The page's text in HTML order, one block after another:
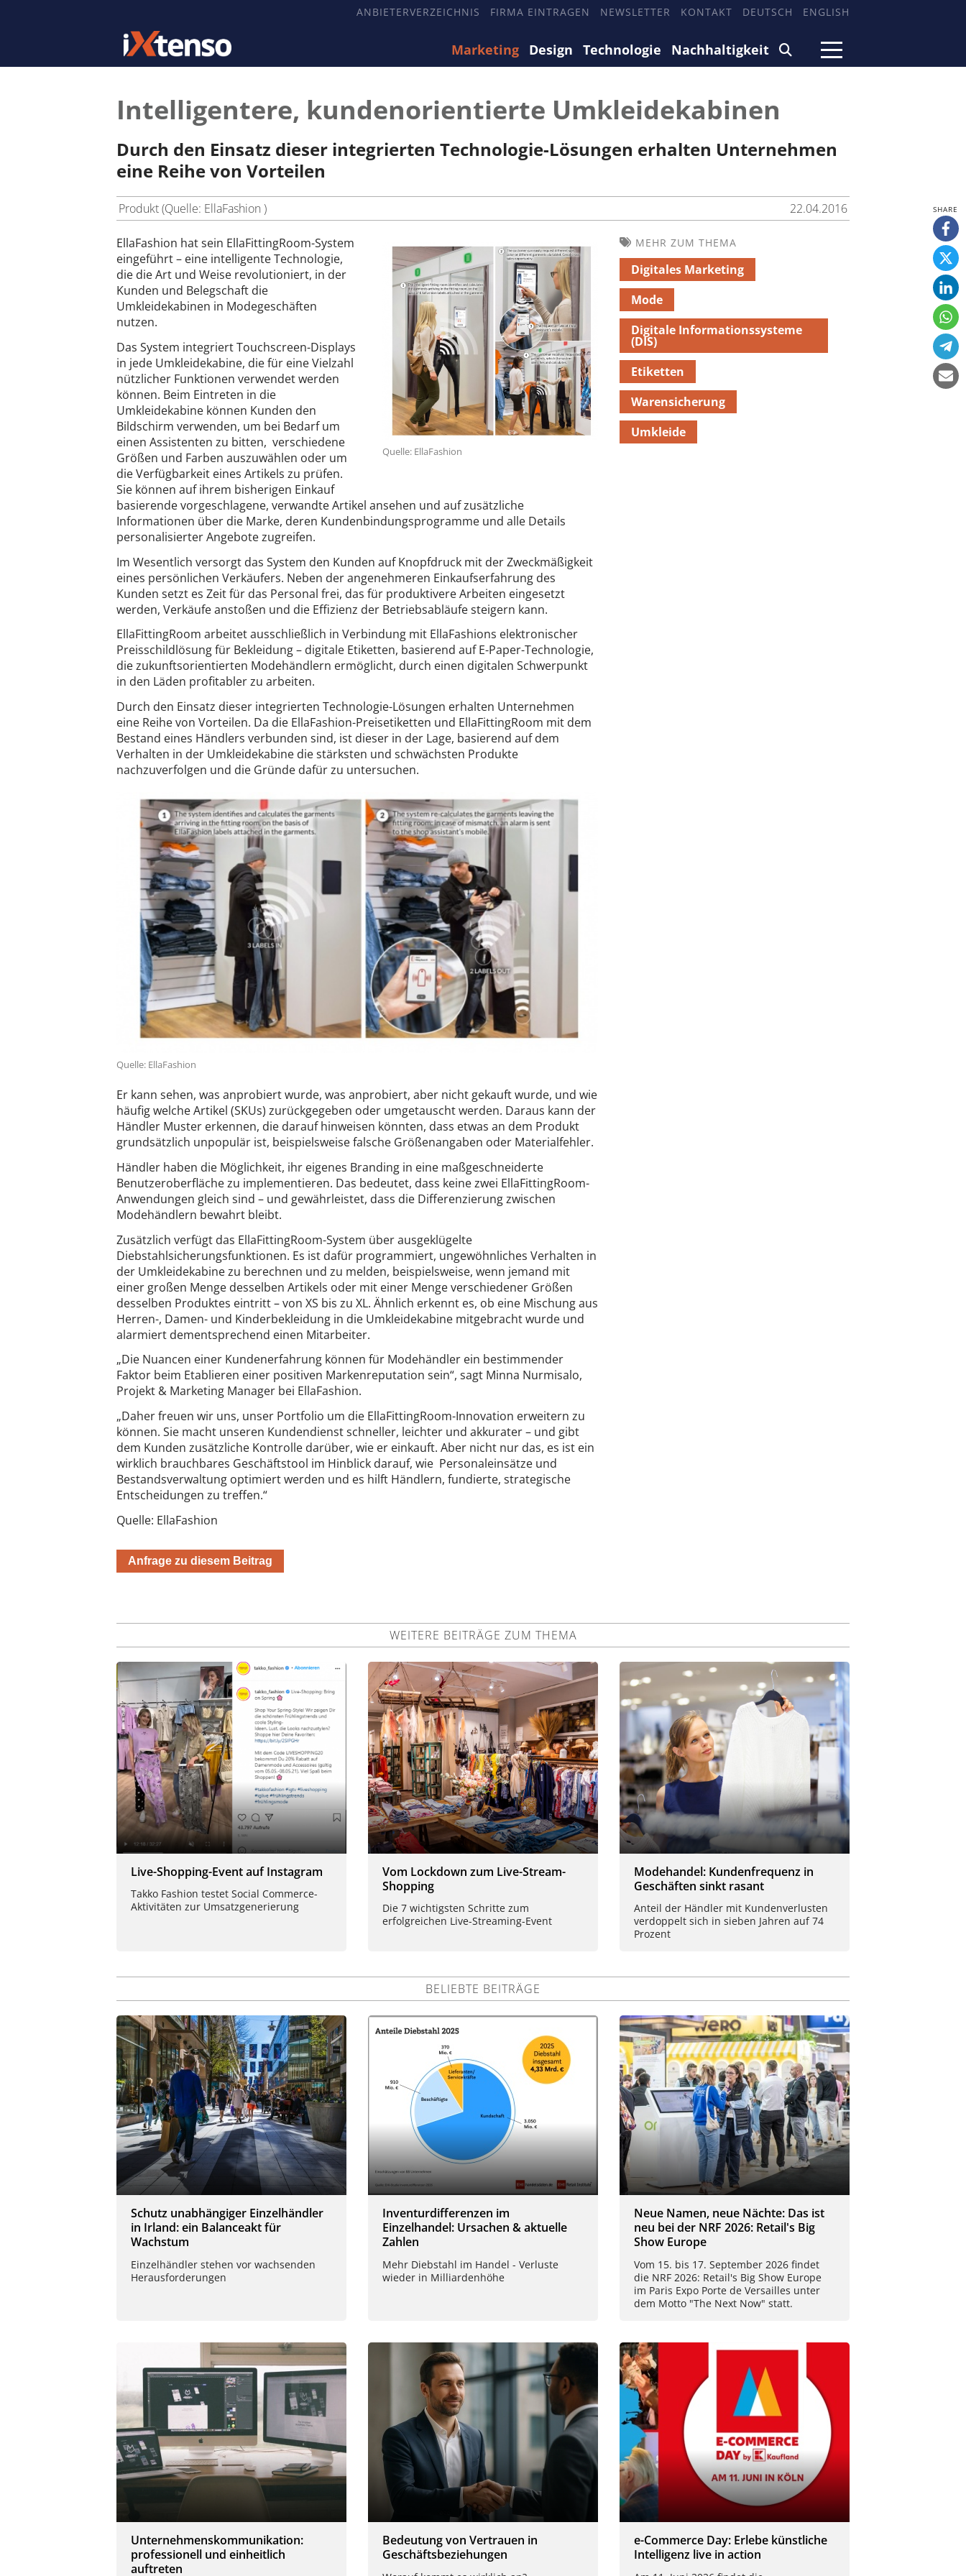
ANBIETERVERZEICHNIS FIRMA EINTRAGEN NEWSLETTER KONTAKT DEUTSCH ENGLISH
Marketing Design Technologie Nachhaltigkeit
Intelligentere, kundenorientierte Umkleidekabinen
Durch den Einsatz dieser integrierten Technologie-Lösungen erhalten Unternehmen
eine Reihe von Vorteilen
Produkt (Quelle: EllaFashion ) 22.04.2016
Quelle: EllaFashion
EllaFashion hat sein EllaFittingRoom-System
eingeführt – eine intelligente Technologie,
die die Art und Weise revolutioniert, in der
Kunden und Belegschaft die
Umkleidekabinen in Modegeschäften
nutzen.
Das System integriert Touchscreen-Displays
in jede Umkleidekabine, die für eine Vielzahl
nützlicher Funktionen verwendet werden
können. Beim Eintreten in die
Umkleidekabine können Kunden den
Bildschirm verwenden, um bei Bedarf um
einen Assistenten zu bitten, verschiedene
Größen und Farben auszuwählen oder um
die Verfügbarkeit eines Artikels zu prüfen.
Sie können auf ihrem bisherigen Einkauf
basierende vorgeschlagene, verwandte Artikel ansehen und auf zusätzliche
Informationen über die Marke, deren Kundenbindungsprogramme und alle Details
personalisierter Angebote zugreifen.
Im Wesentlich versorgt das System den Kunden auf Knopfdruck mit der Zweckmäßigkeit
eines persönlichen Verkäufers. Neben der angenehmeren Einkaufserfahrung des
Kunden setzt es Zeit für das Personal frei, das für produktivere Arbeiten eingesetzt
werden, Verkäufe anstoßen und die Effizienz der Betriebsabläufe steigern kann.
EllaFittingRoom arbeitet ausschließlich in Verbindung mit EllaFashions elektronischer
Preisschildlösung für Bekleidung – digitale Etiketten, basierend auf E-Paper-Technologie,
die zukunftsorientierten Modehändlern ermöglicht, durch einen digitalen Schwerpunkt
in den Läden profitabler zu arbeiten.
Durch den Einsatz dieser integrierten Technologie-Lösungen erhalten Unternehmen
eine Reihe von Vorteilen. Da die EllaFashion-Preisetiketten und EllaFittingRoom mit dem
Bestand eines Händlers verbunden sind, ist dieser in der Lage, basierend auf dem
Verhalten in der Umkleidekabine die stärksten und schwächsten Produkte
nachzuverfolgen und die Gründe dafür zu untersuchen.
Quelle: EllaFashion
Er kann sehen, was anprobiert wurde, was anprobiert, aber nicht gekauft wurde, und wie
häufig welche Artikel (SKUs) zurückgegeben oder umgetauscht werden. Daraus kann der
Händler Muster erkennen, die darauf hinweisen könnten, dass etwas an dem Produkt
grundsätzlich unpopulär ist, beispielsweise falsche Größenangaben oder Materialfehler.
Händler haben die Möglichkeit, ihr eigenes Branding in eine maßgeschneiderte
Benutzeroberfläche zu implementieren. Das bedeutet, dass keine zwei EllaFittingRoom-
Anwendungen gleich sind – und gewährleistet, dass die Differenzierung zwischen
Modehändlern bewahrt bleibt.
Zusätzlich verfügt das EllaFittingRoom-System über ausgeklügelte
Diebstahlsicherungsfunktionen. Es ist dafür programmiert, ungewöhnliches Verhalten in
der Umkleidekabine zu berechnen und zu melden, beispielsweise, wenn jemand mit
einer großen Menge desselben Artikels oder mit einer Menge verschiedener Größen
desselben Produktes eintritt – von XS bis zu XL. Ähnlich erkennt es, ob eine Mischung aus
Herren-, Damen- und Kinderbekleidung in die Umkleidekabine mitgebracht wurde und
alarmiert dementsprechend einen Mitarbeiter.
„Die Nuancen einer Kundenerfahrung können für Modehändler ein bestimmender
Faktor beim Etablieren einer positiven Markenreputation sein“, sagt Minna Nurmisalo,
Projekt & Marketing Manager bei EllaFashion.
„Daher freuen wir uns, unser Portfolio um die EllaFittingRoom-Innovation erweitern zu
können. Sie macht unseren Kundendienst schneller, leichter und akkurater – und gibt
dem Kunden zusätzliche Kontrolle darüber, wie er einkauft. Aber nicht nur das, es ist ein
wirklich brauchbares Geschäftstool im Hinblick darauf, wie Personaleinsätze und
Bestandsverwaltung optimiert werden und es hilft Händlern, fundierte, strategische
Entscheidungen zu treffen.“
Quelle: EllaFashion
Anfrage zu diesem Beitrag
MEHR ZUM THEMA
Digitales Marketing
Mode
Digitale Informationssysteme
(DIS)
Etiketten
Warensicherung
Umkleide
WEITERE BEITRÄGE ZUM THEMA
Live-Shopping-Event auf Instagram
Takko Fashion testet Social Commerce-
Aktivitäten zur Umsatzgenerierung
Vom Lockdown zum Live-Stream-
Shopping
Die 7 wichtigsten Schritte zum
erfolgreichen Live-Streaming-Event
Modehandel: Kundenfrequenz in
Geschäften sinkt rasant
Anteil der Händler mit Kundenverlusten
verdoppelt sich in sieben Jahren auf 74
Prozent
BELIEBTE BEITRÄGE
Schutz unabhängiger Einzelhändler
in Irland: ein Balanceakt für
Wachstum
Einzelhändler stehen vor wachsenden
Herausforderungen
Inventurdifferenzen im
Einzelhandel: Ursachen & aktuelle
Zahlen
Mehr Diebstahl im Handel - Verluste
wieder in Milliardenhöhe
Neue Namen, neue Nächte: Das ist
neu bei der NRF 2026: Retail's Big
Show Europe
Vom 15. bis 17. September 2026 findet
die NRF 2026: Retail's Big Show Europe
im Paris Expo Porte de Versailles unter
dem Motto "The Next Now" statt.
Unternehmenskommunikation:
professionell und einheitlich
auftreten
Bedeutung von Vertrauen in
Geschäftsbeziehungen
e-Commerce Day: Erlebe künstliche
Intelligenz live in action